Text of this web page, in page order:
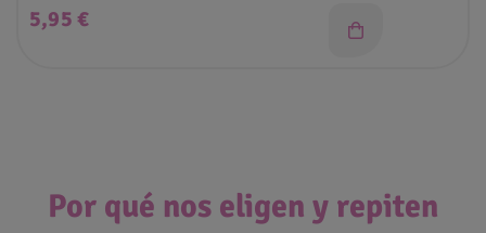
Precio
5,95 €
Por qué nos eligen y repiten